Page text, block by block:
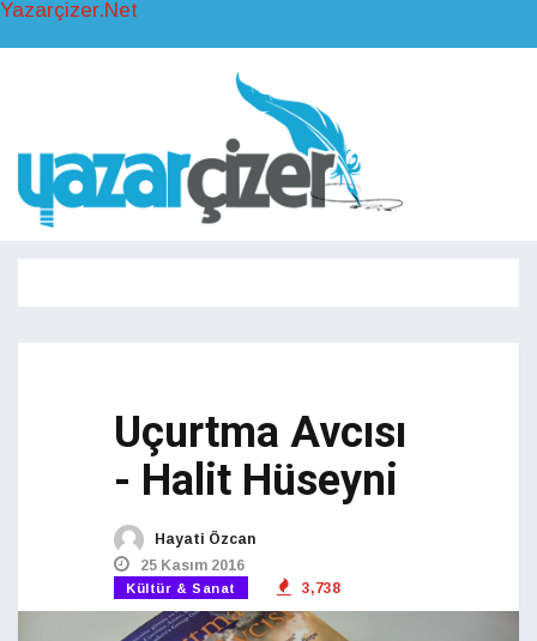
Yazarçizer.Net
Uçurtma Avcısı
- Halit Hüseyni
Hayati Özcan
25 Kasım 2016
Kültür & Sanat 3,738